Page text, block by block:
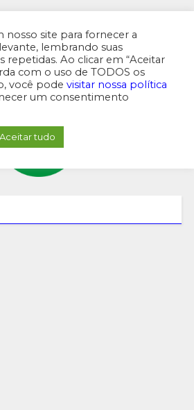
nosso site para fornecer a
lembrando suas
repetidas. Ao clicar em “Aceitar
com o uso de TODOS os
você pode visitar nossa política
um consentimento
Aceitar tudo